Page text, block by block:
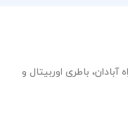
باطری اوربیتال و